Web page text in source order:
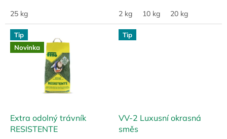
firem.
25 kg
pomaleji se vyvíjející travní
druhy ve směsi a...
2 kg 10 kg 20 kg
Tip
Novinka
Extra odolný trávník
RESISTENTE
Tip
VV-2 Luxusní okrasná
směs